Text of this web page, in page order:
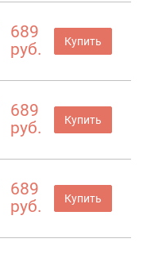
689
руб.
Купить
689
руб.
Купить
689
руб.
Купить